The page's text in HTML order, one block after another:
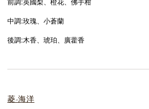
中調:玫瑰、小蒼蘭
後調:木香、琥珀、廣藿香
菱-海洋